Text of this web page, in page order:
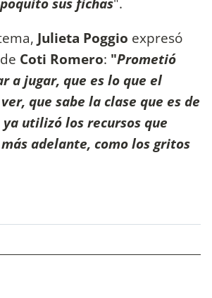
Julieta Poggio expresó
Coti Romero: "Prometió
a jugar, que es lo que el
que sabe la clase que es de
utilizó los recursos que
adelante, como los gritos